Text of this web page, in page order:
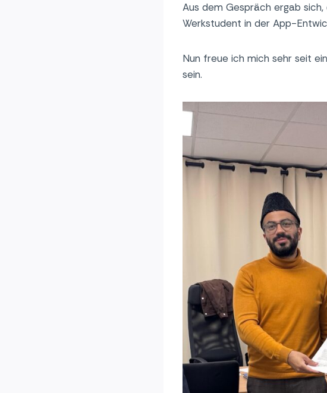
Aus dem Gespräch ergab
Werkstudent in der App-
Nun freue ich mich sehr seit
sein.